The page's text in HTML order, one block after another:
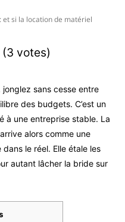
et si la location de matériel
votes)
sans cesse entre
des budgets. C’est un
à une entreprise stable. La
alors comme une
le réel. Elle étale les
autant lâcher la bride sur